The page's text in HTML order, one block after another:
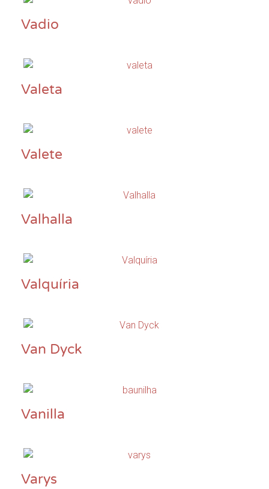
Vadio
Valeta
Valete
Valhalla
Valquíria
Van Dyck
Vanilla
Varys